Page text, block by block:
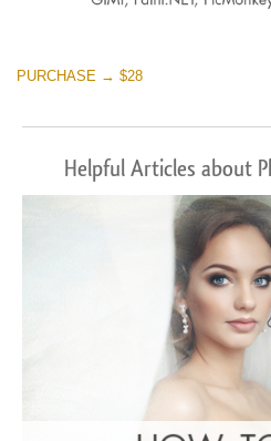
PURCHASE → $28
Helpful Articles about